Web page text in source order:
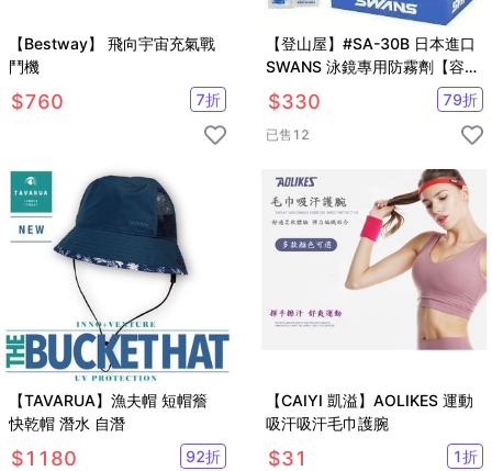
【Bestway】 飛向宇宙充氣戰
鬥機
$760 7折
【登山屋】#SA-30B 日本進口
SWANS 泳鏡專用防霧劑【容量
15ml】
$330 79折
已售 12
【TAVARUA】漁夫帽 短帽簷
快乾帽 潛水 自潛
$1180 92折
【CAIYI 凱溢】AOLIKES 運動
吸汗吸汗毛巾護腕
$31 1折